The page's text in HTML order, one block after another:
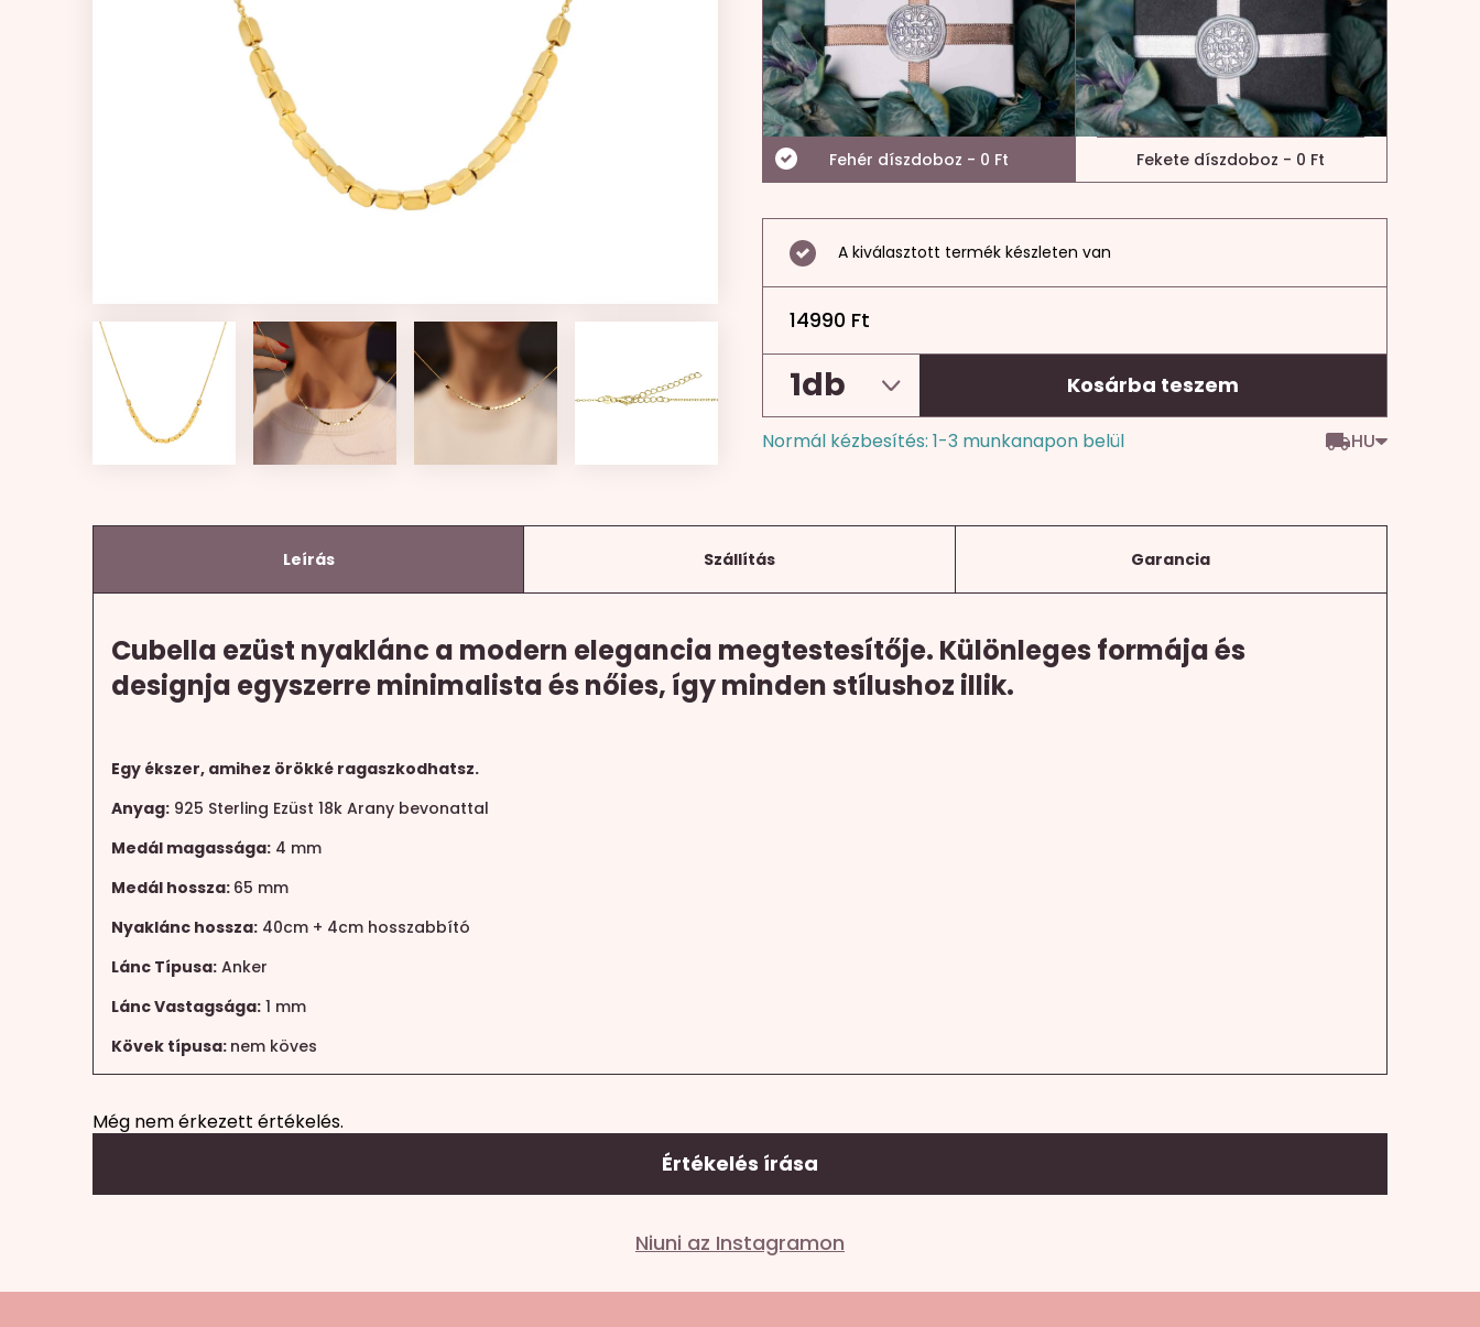
Fehér díszdoboz - 0 Ft Fekete díszdoboz - 0 Ft
A kiválasztott termék készleten van
14990 Ft
Kosárba teszem
Normál kézbesítés: 1-3 munkanapon belül HU
Leírás Szállítás Garancia
Cubella ezüst nyaklánc a modern elegancia megtestesítője. Különleges formája és
designja egyszerre minimalista és nőies, így minden stílushoz illik.
Egy ékszer, amihez örökké ragaszkodhatsz.
Anyag: 925 Sterling Ezüst 18k Arany bevonattal
Medál magassága: 4 mm
Medál hossza: 65 mm
Nyaklánc hossza: 40cm + 4cm hosszabbító
Lánc Típusa: Anker
Lánc Vastagsága: 1 mm
Kövek típusa: nem köves
Még nem érkezett értékelés.
Értékelés írása
Niuni az Instagramon